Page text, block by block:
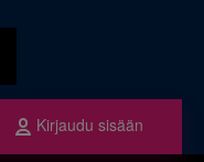
Kirjaudu sisään